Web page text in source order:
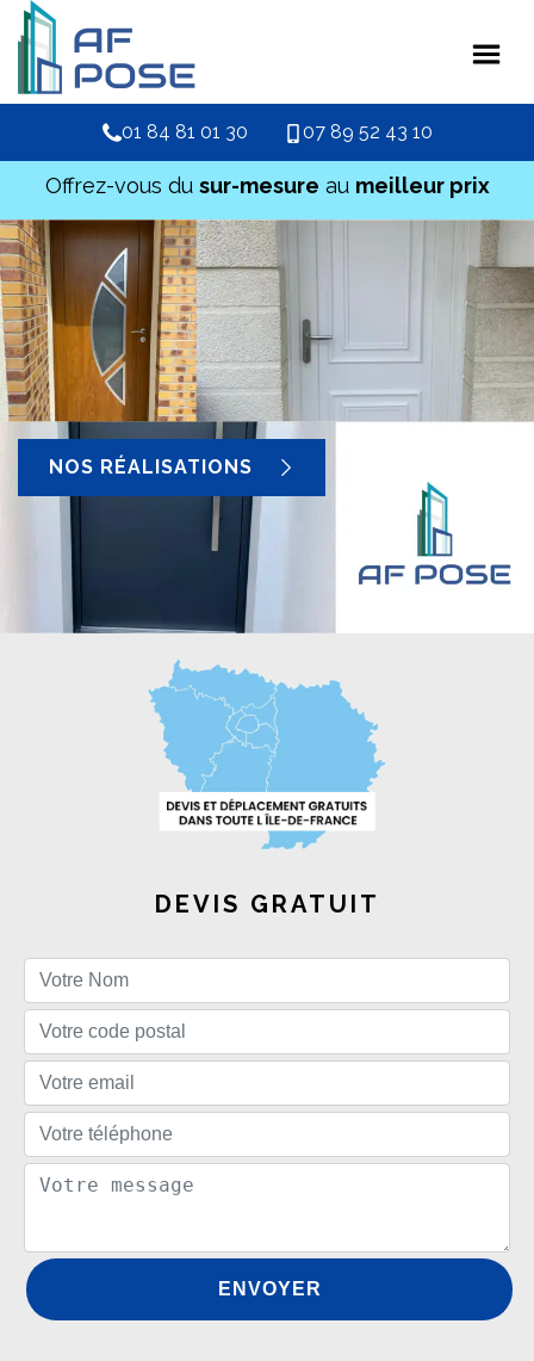
01 84 81 01 30 07 89 52 43 10
Offrez-vous du sur-mesure au meilleur prix
NOS RÉALISATIONS
DEVIS GRATUIT